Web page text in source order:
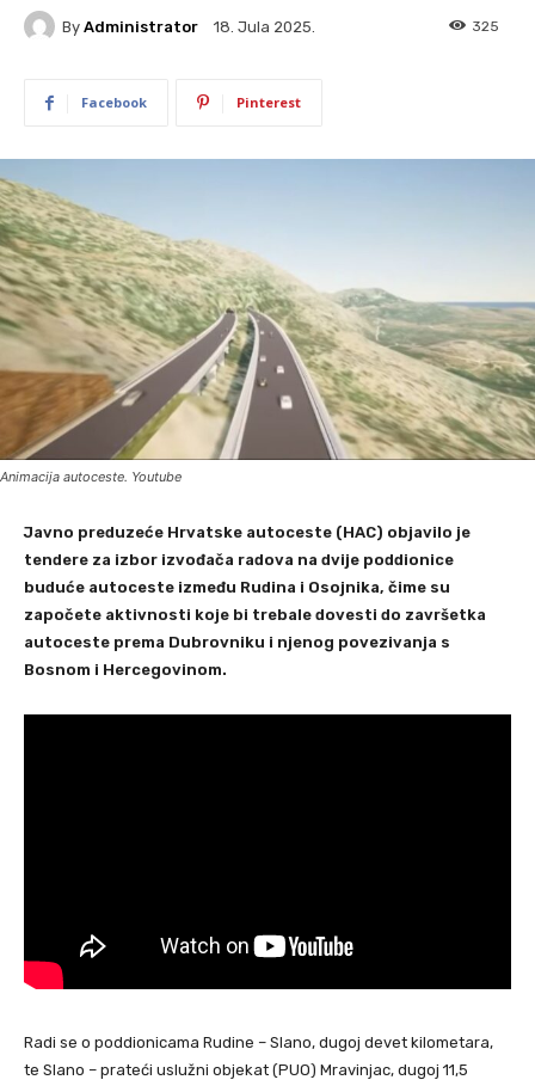
By Administrator 18. Jula 2025. 325
Facebook Pinterest
Animacija autoceste. Youtube
Javno preduzeće Hrvatske autoceste (HAC) objavilo je
tendere za izbor izvođača radova na dvije poddionice
buduće autoceste između Rudina i Osojnika, čime su
započete aktivnosti koje bi trebale dovesti do završetka
autoceste prema Dubrovniku i njenog povezivanja s
Bosnom i Hercegovinom.
Radi se o poddionicama Rudine – Slano, dugoj devet kilometara,
te Slano – prateći uslužni objekat (PUO) Mravinjac, dugoj 11,5